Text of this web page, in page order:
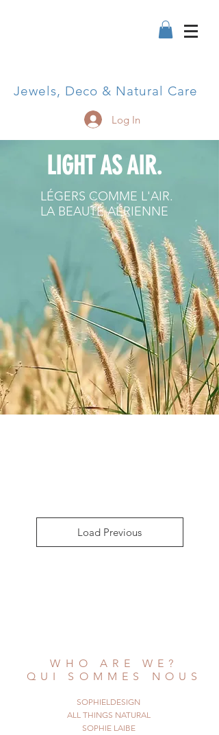
Jewels, Deco & Natural Care
Log In
LIGHT AS AIR.
LÉGERS COMME L'AIR.
LA BEAUTÉ AÉRIENNE
Load Previous
WHO ARE WE?
QUI SOMMES NOUS
SOPHIELDESIGN
ALL THINGS NATURAL
SOPHIE LAIBE